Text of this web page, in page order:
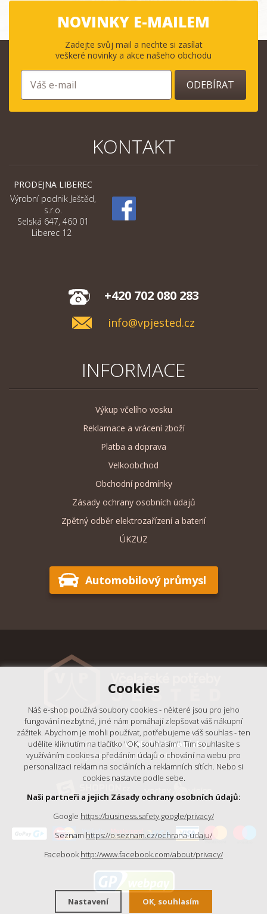
NOVINKY E-MAILEM
Zadejte svůj mail a nechte si zasílat
veškeré novinky a akce našeho obchodu
ODEBÍRAT
KONTAKT
PRODEJNA LIBEREC
Výrobní podnik Ještěd,
s.r.o.
Selská 647, 460 01
Liberec 12
+420 702 080 283
info@vpjested.cz
INFORMACE
Výkup včelího vosku
Reklamace a vrácení zboží
Platba a doprava
Velkoobchod
Obchodní podmínky
Zásady ochrany osobních údajů
Zpětný odběr elektrozařízení a baterií
ÚKZUZ
Automobilový průmysl
© 2018 - 2026, Včelařské potřeby
- Výrobní podnik Ještěd, s.r.o.
Cookies
Náš e-shop používá soubory cookies - některé jsou pro jeho
fungování nezbytné, jiné nám pomáhají zlepšovat váš nákupní
zážitek. Abychom je mohli používat, potřebujeme váš souhlas - ten
udělíte kliknutím na tlačítko "OK, souhlasím". Tím souhlasíte s
využíváním cookies a předáním údajů o chování na webu pro
personalizaci reklam na sociálních a reklamních sítích. Nebo si
cookies nastavte podle sebe.
Naši partneři a jejich Zásady ochrany osobních údajů:
Google https://business.safety.google/privacy/
Seznam https://o.seznam.cz/ochrana-udaju/
Facebook http://www.facebook.com/about/privacy/
Nastavení OK, souhlasím